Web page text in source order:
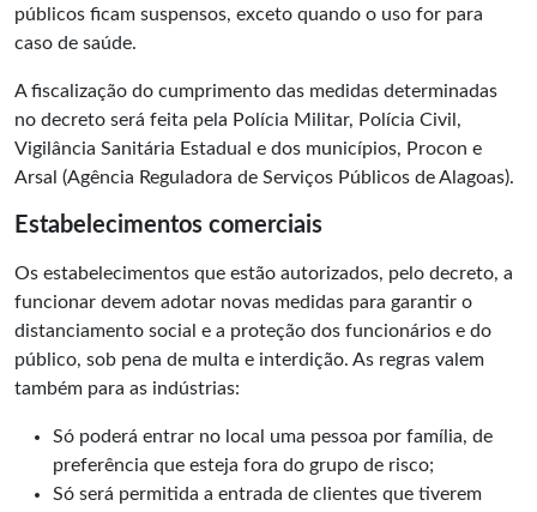
públicos ficam suspensos, exceto quando o uso for para
caso de saúde.
A fiscalização do cumprimento das medidas determinadas
no decreto será feita pela Polícia Militar, Polícia Civil,
Vigilância Sanitária Estadual e dos municípios, Procon e
Arsal (Agência Reguladora de Serviços Públicos de Alagoas).
Estabelecimentos comerciais
Os estabelecimentos que estão autorizados, pelo decreto, a
funcionar devem adotar novas medidas para garantir o
distanciamento social e a proteção dos funcionários e do
público, sob pena de multa e interdição. As regras valem
também para as indústrias:
Só poderá entrar no local uma pessoa por família, de
preferência que esteja fora do grupo de risco;
Só será permitida a entrada de clientes que tiverem